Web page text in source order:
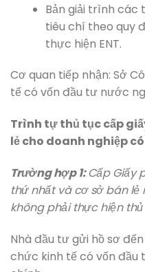
Bản giải trình các
tiêu chí theo quy
thực hiện ENT.
Cơ quan tiếp nhận: Sở
tế có vốn đầu tư nước
Trình tự thủ tục cấp
lẻ cho doanh nghiệp
Trường hợp 1:Cấp Giấy
thứ nhất và cơ sở bán
không phải thực hiện
Nhà đầu tư gửi hồ sơ
chức kinh tế có vốn